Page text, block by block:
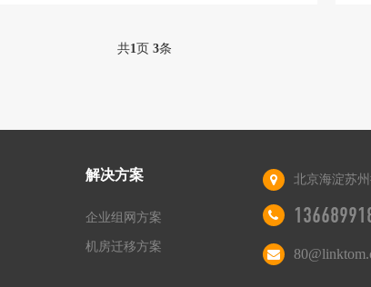
共1页 3条
解决方案
企业组网方案
机房迁移方案
北京海淀苏